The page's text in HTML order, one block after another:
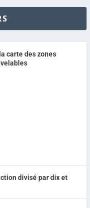
carte des zones
divisé par dix et